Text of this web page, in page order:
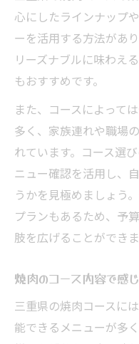
心にしたラインナップ
ーを活用する方法があ
リーズナブルに味わえ
もおすすめです。
また、コースによって
多く、家族連れや職場
れています。コース選
ニュー確認を活用し、
うかを見極めましょう
プランもあるため、予
肢を広げることができま
焼肉のコース内容で感
三重県の焼肉コースに
能できるメニューが多